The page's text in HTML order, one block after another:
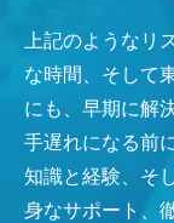
上記のようなリ
な時間、そして
にも、早期に解
手遅れになる前
知識と経験、そ
身なサポート、